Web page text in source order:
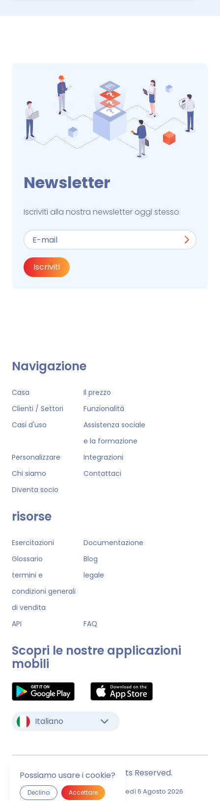
Newsletter
Iscriviti alla nostra newsletter oggi stesso
Iscriviti
Navigazione
Casa
Il prezzo
Clienti / Settori
Funzionalità
Casi d'uso
Assistenza sociale
e la formazione
Personalizzare
Integrazioni
Chi siamo
Contattaci
Diventa socio
risorse
Esercitazioni
Documentazione
Glossario
Blog
termini e
condizioni generali
di vendita
legale
API FAQ
Scopri le nostre applicazioni
mobili
Italiano
© Monstock. All Rights Reserved.
Ultimo Aggiornamento Giovedì 6 Agosto 2026
Possiamo usare i cookie?
Declino Accettare